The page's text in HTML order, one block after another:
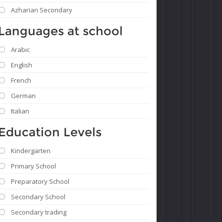
Azharian Secondary
​​at school
Arabic
English
French
German
Italian
Levels
Kindergarten
Primary School
Preparatory School
Secondary School
Secondary trading